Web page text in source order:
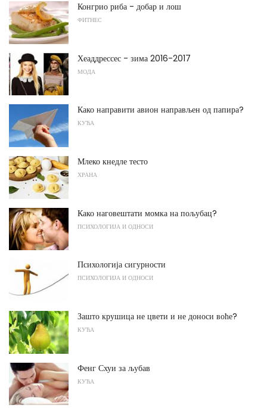
Конгрио риба - добар и лош
ФИТНЕС
Хеаддрессес - зима 2016-2017
МОДА
Како направити авион направљен од папира?
КУЋА
Млеко кнедле тесто
ХРАНА
Како наговештати момка на пољубац?
ПСИХОЛОГИЈА И ОДНОСИ
Психологија сигурности
ПСИХОЛОГИЈА И ОДНОСИ
Зашто крушица не цвети и не доноси воће?
КУЋА
Фенг Схуи за љубав
КУЋА